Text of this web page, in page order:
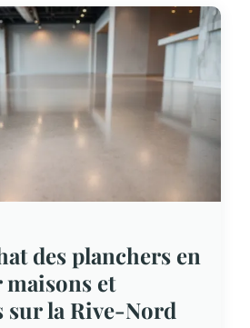
des planchers en
et
sur la Rive-Nord